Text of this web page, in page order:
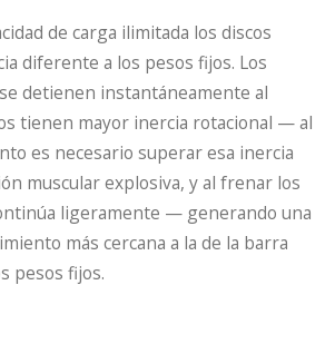
de carga ilimitada los discos
diferente a los pesos fijos. Los
detienen instantáneamente al
tienen mayor inercia rotacional — al
es necesario superar esa inercia
muscular explosiva, y al frenar los
ligeramente — generando una
más cercana a la de la barra
pesos fijos.